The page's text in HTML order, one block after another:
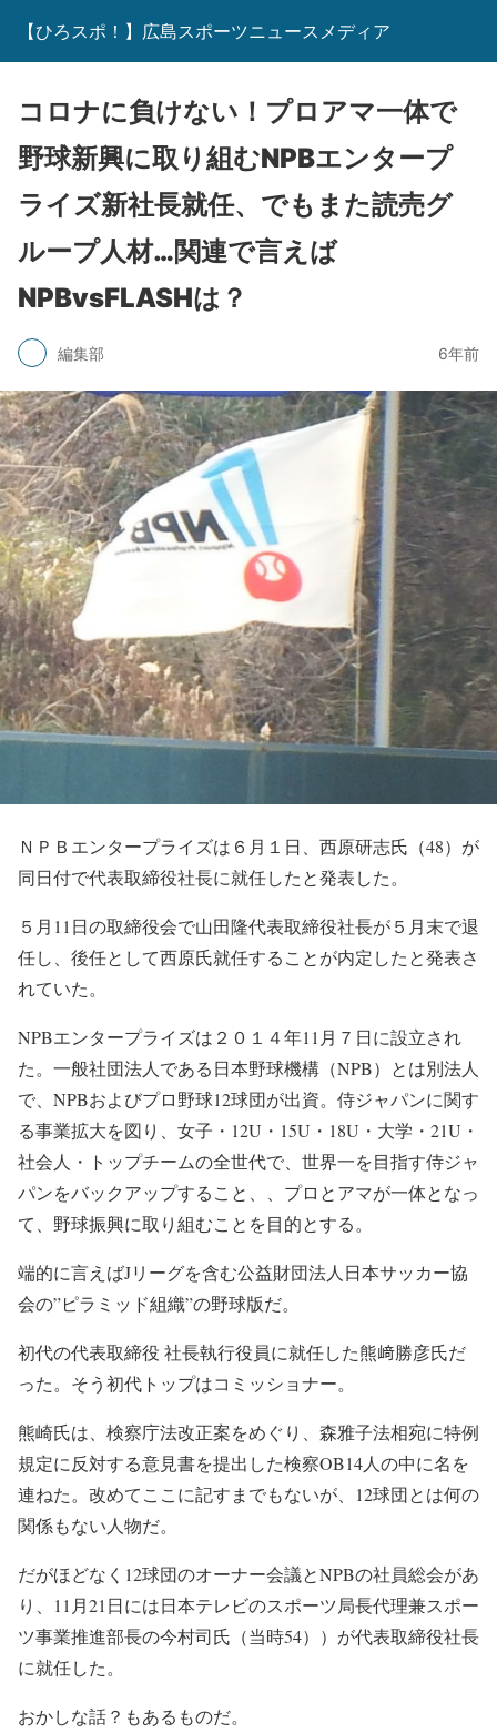
【ひろスポ！】広島スポーツニュースメディア
コロナに負けない！プロアマ一体で
野球新興に取り組むNPBエンタープ
ライズ新社長就任、でもまた読売グ
ループ人材…関連で言えば
NPBvsFLASHは？
編集部 6年前
ＮＰＢエンタープライズは６月１日、西原研志氏（48）が
同日付で代表取締役社長に就任したと発表した。
５月11日の取締役会で山田隆代表取締役社長が５月末で退
任し、後任として西原氏就任することが内定したと発表さ
れていた。
NPBエンタープライズは２０１４年11月７日に設立され
た。一般社団法人である日本野球機構（NPB）とは別法人
で、NPBおよびプロ野球12球団が出資。侍ジャパンに関す
る事業拡大を図り、女子・12U・15U・18U・大学・21U・
社会人・トップチームの全世代で、世界一を目指す侍ジャ
パンをバックアップすること、、プロとアマが一体となっ
て、野球振興に取り組むことを目的とする。
端的に言えばJリーグを含む公益財団法人日本サッカー協
会の”ピラミッド組織”の野球版だ。
初代の代表取締役 社長執行役員に就任した熊﨑勝彦氏だ
った。そう初代トップはコミッショナー。
熊崎氏は、検察庁法改正案をめぐり、森雅子法相宛に特例
規定に反対する意見書を提出した検察OB14人の中に名を
連ねた。改めてここに記すまでもないが、12球団とは何の
関係もない人物だ。
だがほどなく12球団のオーナー会議とNPBの社員総会があ
り、11月21日には日本テレビのスポーツ局長代理兼スポー
ツ事業推進部長の今村司氏（当時54））が代表取締役社長
に就任した。
おかしな話？もあるものだ。